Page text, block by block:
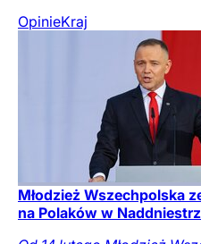
OpinieKraj
Młodzież Wszechpolska
na Polaków w